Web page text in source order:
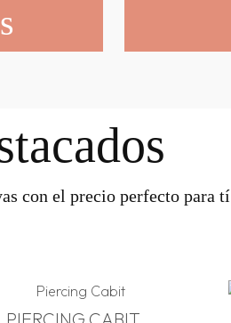
con el precio perfecto para tí